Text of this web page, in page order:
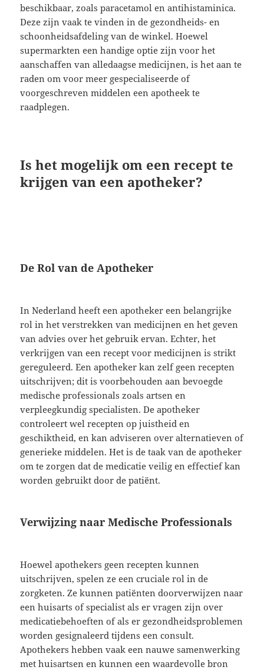
beschikbaar, zoals paracetamol en antihistaminica.
Deze zijn vaak te vinden in de gezondheids- en
schoonheidsafdeling van de winkel. Hoewel
supermarkten een handige optie zijn voor het
aanschaffen van alledaagse medicijnen, is het aan te
raden om voor meer gespecialiseerde of
voorgeschreven middelen een apotheek te
raadplegen.
Is het mogelijk om een recept te
krijgen van een apotheker?
De Rol van de Apotheker
In Nederland heeft een apotheker een belangrijke
rol in het verstrekken van medicijnen en het geven
van advies over het gebruik ervan. Echter, het
verkrijgen van een recept voor medicijnen is strikt
gereguleerd. Een apotheker kan zelf geen recepten
uitschrijven; dit is voorbehouden aan bevoegde
medische professionals zoals artsen en
verpleegkundig specialisten. De apotheker
controleert wel recepten op juistheid en
geschiktheid, en kan adviseren over alternatieven of
generieke middelen. Het is de taak van de apotheker
om te zorgen dat de medicatie veilig en effectief kan
worden gebruikt door de patiënt.
Verwijzing naar Medische Professionals
Hoewel apothekers geen recepten kunnen
uitschrijven, spelen ze een cruciale rol in de
zorgketen. Ze kunnen patiënten doorverwijzen naar
een huisarts of specialist als er vragen zijn over
medicatiebehoeften of als er gezondheidsproblemen
worden gesignaleerd tijdens een consult.
Apothekers hebben vaak een nauwe samenwerking
met huisartsen en kunnen een waardevolle bron